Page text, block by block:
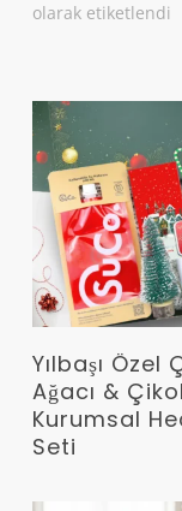
olarak etiketlendi
Devamını
Yılbaşı Özel
Ağacı &
Kurumsal
Seti